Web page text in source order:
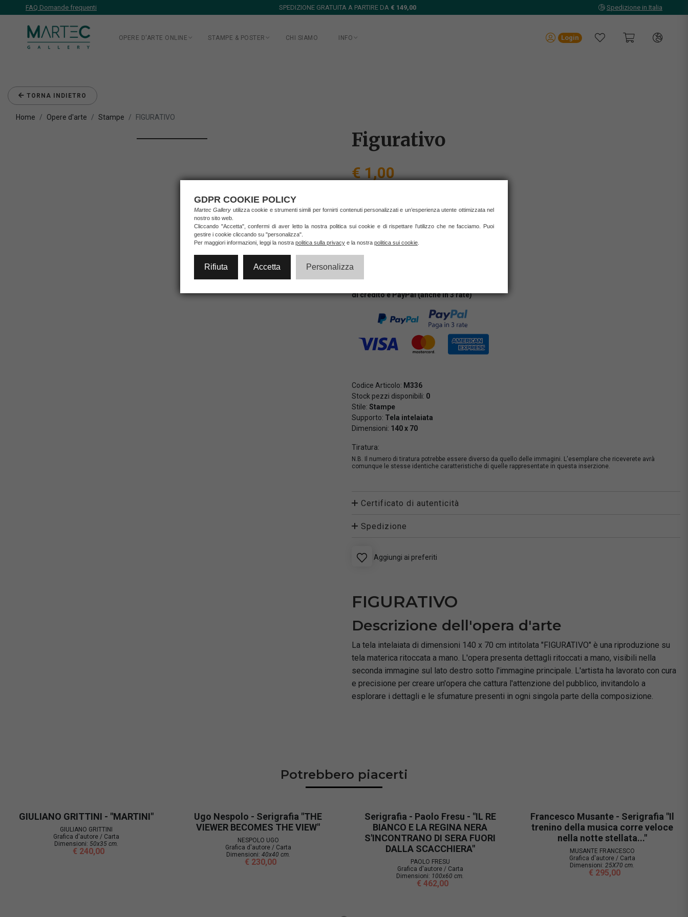
FAQ Domande frequenti SPEDIZIONE GRATUITA A PARTIRE DA € 149,00 Spedizione in Italia
OPERE D'ARTE ONLINE STAMPE & POSTER CHI SIAMO INFO Login
TORNA INDIETRO
Home Opere d'arte Stampe FIGURATIVO
Figurativo
€ 1,00
RICHIEDI INFORMAZIONI
NON DISPONIBILE
di credito e PayPal (anche in 3 rate)
Codice Articolo: M336
Stock pezzi disponibili: 0
Stile: Stampe
Supporto: Tela intelaiata
Dimensioni: 140 x 70
Tiratura:
N.B. Il numero di tiratura potrebbe essere diverso da quello delle immagini. L'esemplare che riceverete avrà
comunque le stesse identiche caratteristiche di quelle rappresentate in questa inserzione.
Certificato di autenticità
Spedizione
Aggiungi ai preferiti
FIGURATIVO
Descrizione dell'opera d'arte
La tela intelaiata di dimensioni 140 x 70 cm intitolata "FIGURATIVO" è una riproduzione su
tela materica ritoccata a mano. L'opera presenta dettagli ritoccati a mano, visibili nella
seconda immagine sul lato destro sotto l'immagine principale. L'artista ha lavorato con cura
e precisione per creare un'opera che cattura l'attenzione del pubblico, invitandolo a
esplorare i dettagli e le sfumature presenti in ogni singola parte della composizione.
Potrebbero piacerti
GIULIANO GRITTINI - "MARTINI"
GIULIANO GRITTINI
Grafica d'autore / Carta
Dimensioni: 50x35 cm.
€ 240,00
Ugo Nespolo - Serigrafia "THE
VIEWER BECOMES THE VIEW"
NESPOLO UGO
Grafica d'autore / Carta
Dimensioni: 40x40 cm.
€ 230,00
Serigrafia - Paolo Fresu - "IL RE
BIANCO E LA REGINA NERA
S'INCONTRANO DI SERA FUORI
DALLA SCACCHIERA"
PAOLO FRESU
Grafica d'autore / Carta
Dimensioni: 100x60 cm.
€ 462,00
Francesco Musante - Serigrafia "Il
trenino della musica corre veloce
nella notte stellata..."
MUSANTE FRANCESCO
Grafica d'autore / Carta
Dimensioni: 25X70 cm.
€ 295,00
GDPR COOKIE POLICY
Martec Gallery utilizza cookie e strumenti simili per fornirti contenuti personalizzati e un’esperienza utente ottimizzata nel
nostro sito web.
Cliccando "Accetta", confermi di aver letto la nostra politica sui cookie e di rispettare l’utilizzo che ne facciamo. Puoi
gestire i cookie cliccando su "personalizza".
Per maggiori informazioni, leggi la nostra politica sulla privacy e la nostra politica sui cookie
Rifiuta Accetta Personalizza